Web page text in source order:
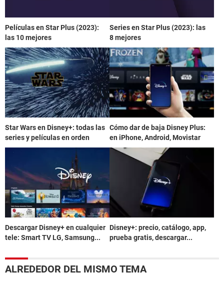
Películas en Star Plus (2023):
las 10 mejores
Series en Star Plus (2023): las
8 mejores
Star Wars en Disney+: todas las
series y películas en orden
Cómo dar de baja Disney Plus:
en iPhone, Android, Movistar
Descargar Disney+ en cualquier
tele: Smart TV LG, Samsung...
Disney+: precio, catálogo, app,
prueba gratis, descargar...
ALREDEDOR DEL MISMO TEMA